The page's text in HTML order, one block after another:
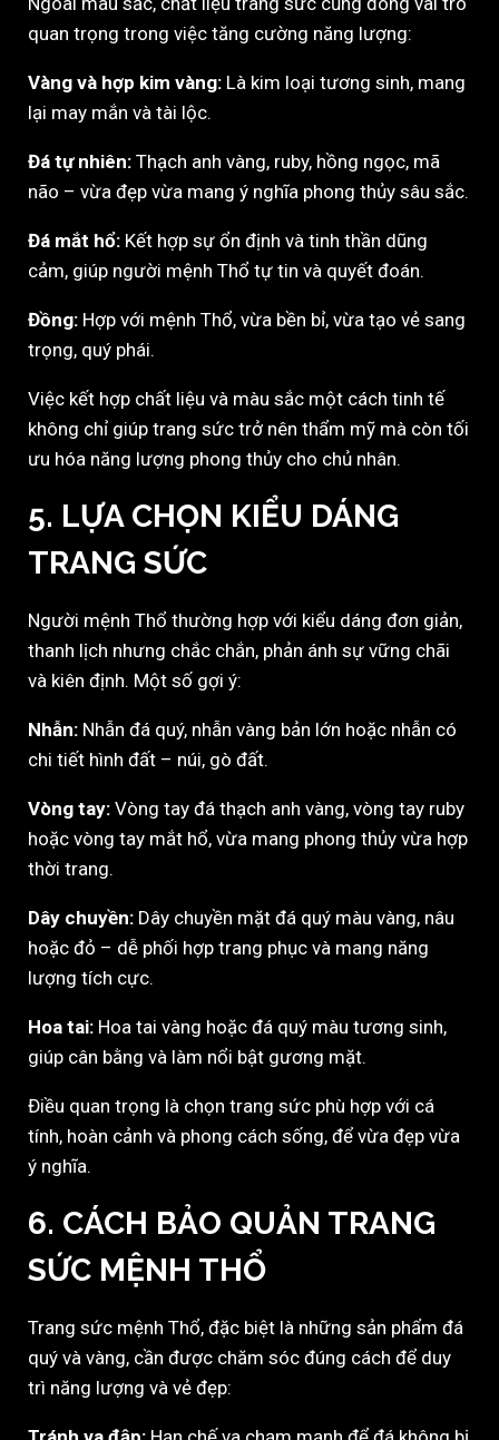
quan trọng trong việc tăng cường năng lượng:
Vàng và hợp kim vàng: Là kim loại tương sinh, mang
lại may mắn và tài lộc.
Đá tự nhiên: Thạch anh vàng, ruby, hồng ngọc, mã
não – vừa đẹp vừa mang ý nghĩa phong thủy sâu sắc.
Đá mắt hổ: Kết hợp sự ổn định và tinh thần dũng
cảm, giúp người mệnh Thổ tự tin và quyết đoán.
Đồng: Hợp với mệnh Thổ, vừa bền bỉ, vừa tạo vẻ sang
trọng, quý phái.
Việc kết hợp chất liệu và màu sắc một cách tinh tế
không chỉ giúp trang sức trở nên thẩm mỹ mà còn tối
ưu hóa năng lượng phong thủy cho chủ nhân.
5. LỰA CHỌN KIỂU DÁNG
TRANG SỨC
Người mệnh Thổ thường hợp với kiểu dáng đơn giản,
thanh lịch nhưng chắc chắn, phản ánh sự vững chãi
và kiên định. Một số gợi ý:
Nhẫn: Nhẫn đá quý, nhẫn vàng bản lớn hoặc nhẫn có
chi tiết hình đất – núi, gò đất.
Vòng tay: Vòng tay đá thạch anh vàng, vòng tay ruby
hoặc vòng tay mắt hổ, vừa mang phong thủy vừa hợp
thời trang.
Dây chuyền: Dây chuyền mặt đá quý màu vàng, nâu
hoặc đỏ – dễ phối hợp trang phục và mang năng
lượng tích cực.
Hoa tai: Hoa tai vàng hoặc đá quý màu tương sinh,
giúp cân bằng và làm nổi bật gương mặt.
Điều quan trọng là chọn trang sức phù hợp với cá
tính, hoàn cảnh và phong cách sống, để vừa đẹp vừa
ý nghĩa.
6. CÁCH BẢO QUẢN TRANG
SỨC MỆNH THỔ
Trang sức mệnh Thổ, đặc biệt là những sản phẩm đá
quý và vàng, cần được chăm sóc đúng cách để duy
trì năng lượng và vẻ đẹp: